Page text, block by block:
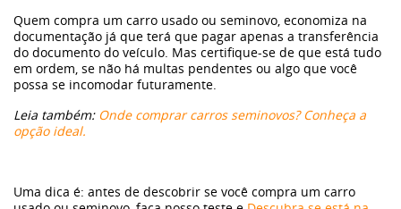
Quem compra um carro usado ou seminovo, economiza na
documentação já que terá que pagar apenas a transferência
do documento do veículo. Mas certifique-se de que está tudo
em ordem, se não há multas pendentes ou algo que você
possa se incomodar futuramente.
Leia também: Onde comprar carros seminovos? Conheça a
opção ideal.
Uma dica é: antes de descobrir se você compra um carro